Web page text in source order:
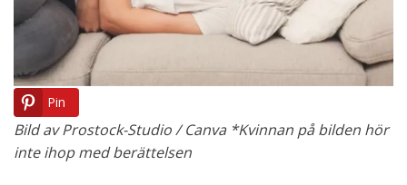
Pin
Bild av Prostock-Studio / Canva *Kvinnan på bilden hör
inte ihop med berättelsen